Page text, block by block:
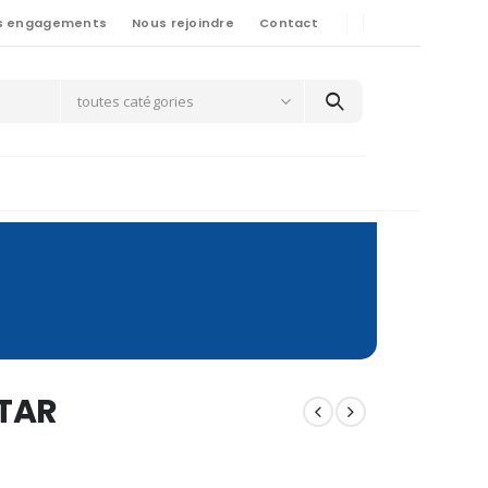
engagements Nous rejoindre Contact
toutes catégories